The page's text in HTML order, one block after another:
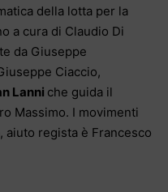
della lotta per la
a cura di Claudio Di
da Giuseppe
Ciaccio,
Lanni che guida il
Massimo. I movimenti
aiuto regista è Francesco